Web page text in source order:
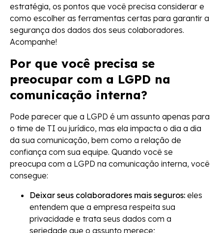
estratégia, os pontos que você precisa considerar e
como escolher as ferramentas certas para garantir a
segurança dos dados dos seus colaboradores.
Acompanhe!
Por que você precisa se
preocupar com a LGPD na
comunicação interna?
Pode parecer que a LGPD é um assunto apenas para
o time de TI ou jurídico, mas ela impacta o dia a dia
da sua comunicação, bem como a relação de
confiança com sua equipe. Quando você se
preocupa com a LGPD na comunicação interna, você
consegue:
Deixar seus colaboradores mais seguros: eles
entendem que a empresa respeita sua
privacidade e trata seus dados com a
seriedade que o assunto merece;